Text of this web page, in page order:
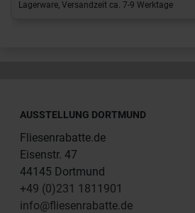
Lagerware, Versandzeit ca. 7-9 Werktage
AUSSTELLUNG DORTMUND
Fliesenrabatte.de
Eisenstr. 47
44145 Dortmund
+49 (0)231 1811901
info@fliesenrabatte.de